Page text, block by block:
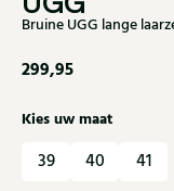
Bruine UGG lange
299,95
Kies uw maat
39 40 41